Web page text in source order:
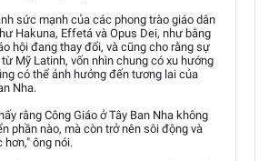
sức mạnh của các phong trào giáo dân
Hakuna, Effetá và Opus Dei, như bằng
hội đang thay đổi, và cũng cho rằng sự
Mỹ Latinh, vốn nhìn chung có xu hướng
có thể ảnh hưởng đến tương lai của
Nha.
rằng Công Giáo ở Tây Ban Nha không
phần nào, mà còn trở nên sôi động và
ông nói.